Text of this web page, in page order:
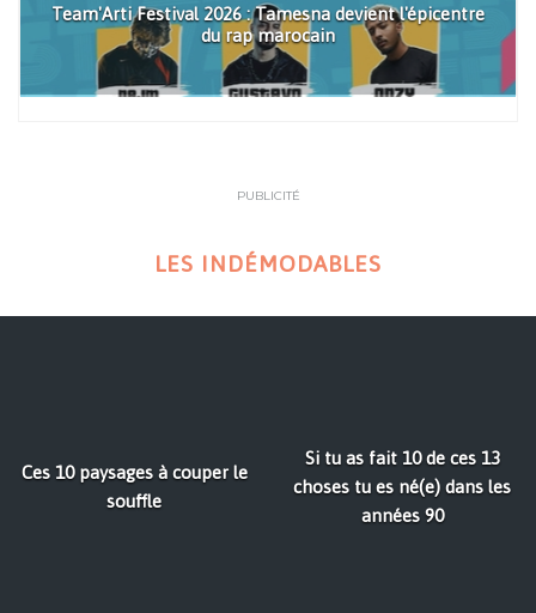
Team'Arti Festival 2026 : Tamesna devient l'épicentre
du rap marocain
PUBLICITÉ
LES INDÉMODABLES
Ces 10 paysages à couper le
souffle
Si tu as fait 10 de ces 13
choses tu es né(e) dans les
années 90